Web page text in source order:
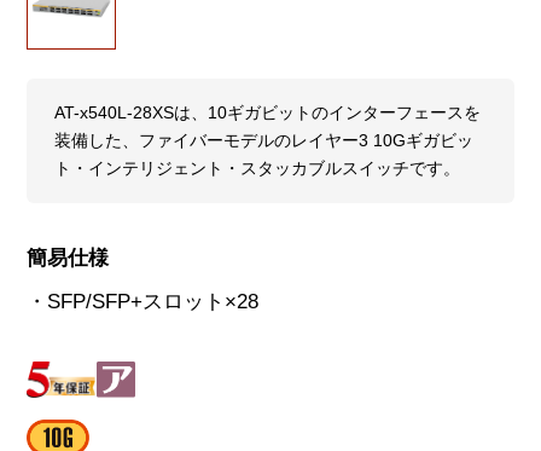
AT-x540L-28XSは、10ギガビットのインターフェースを
装備した、ファイバーモデルのレイヤー3 10Gギガビッ
ト・インテリジェント・スタッカブルスイッチです。
簡易仕様
・SFP/SFP+スロット×28